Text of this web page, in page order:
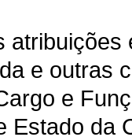
e outras
e
Estado da